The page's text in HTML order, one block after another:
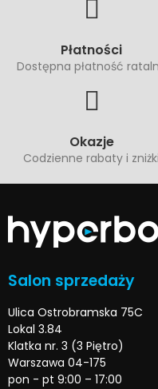
Płatności
Dostępna płatność
Okazje
Codzienne rabaty i zniżki
Salon sprzedaży
Ulica Ostrobramska 75C
Lokal 3.84
Klatka nr. 3 (3 Piętro)
Warszawa 04-175
pon - pt 9:00 – 17:00